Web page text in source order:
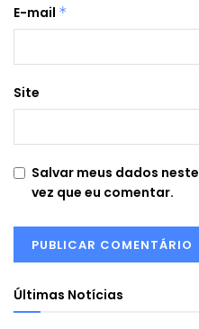
E-mail *
Site
Salvar meus dados
vez que eu comentar.
Últimas Notícias